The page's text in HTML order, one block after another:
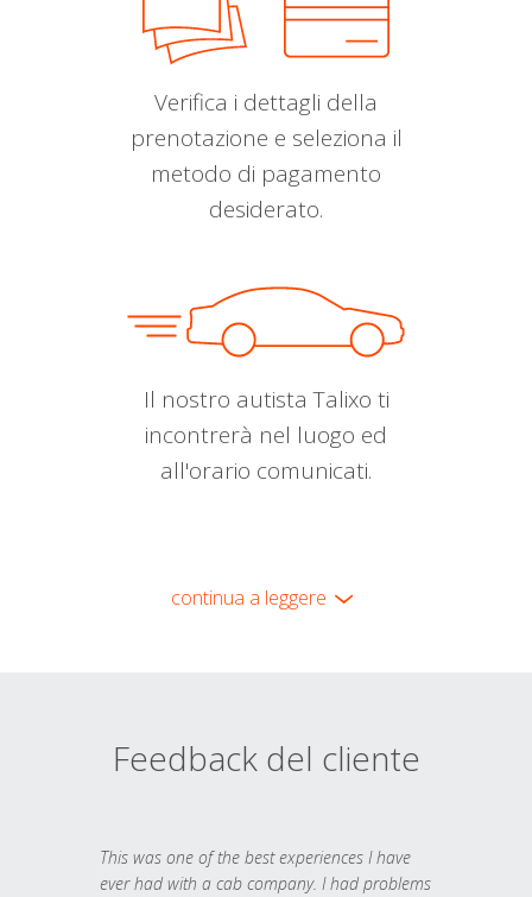
Verifica i dettagli della
prenotazione e seleziona il
metodo di pagamento
desiderato.
Il nostro autista Talixo ti
incontrerà nel luogo ed
all'orario comunicati.
continua a leggere
Feedback del cliente
This was one of the best experiences I have
ever had with a cab company. I had problems